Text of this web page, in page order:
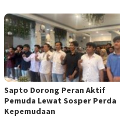
Sapto Dorong Peran Aktif
Pemuda Lewat Sosper Perda
Kepemudaan